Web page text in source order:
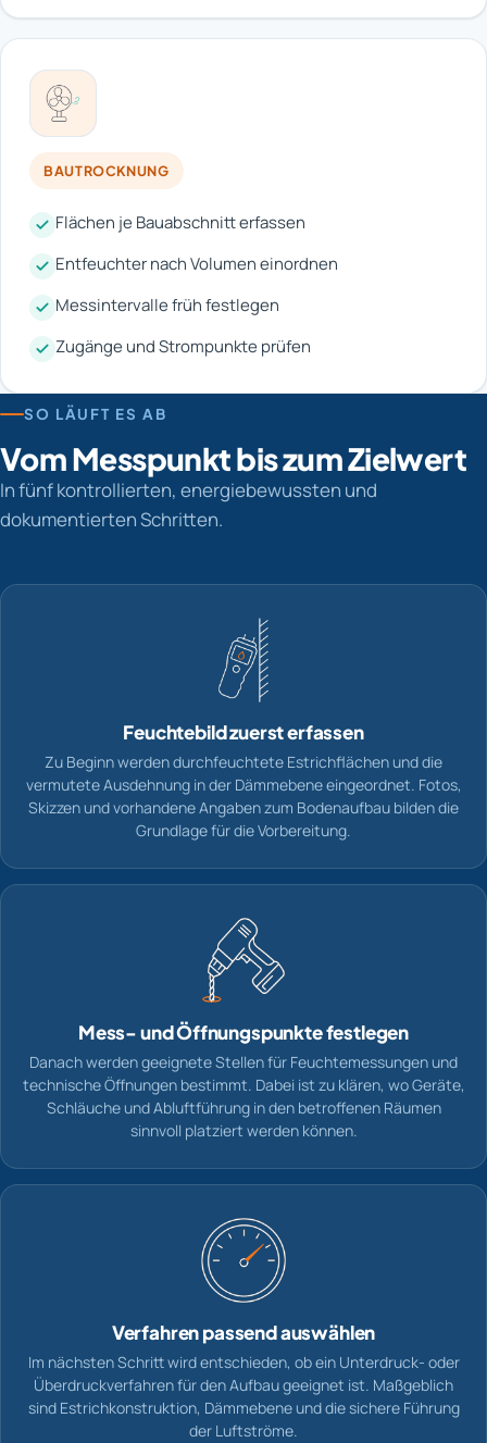
BAUTROCKNUNG
Flächen je Bauabschnitt erfassen
Entfeuchter nach Volumen einordnen
Messintervalle früh festlegen
Zugänge und Strompunkte prüfen
SO LÄUFT ES AB
Vom Messpunkt bis zum Zielwert
In fünf kontrollierten, energiebewussten und
dokumentierten Schritten.
Feuchtebild zuerst erfassen
Zu Beginn werden durchfeuchtete Estrichflächen und die
vermutete Ausdehnung in der Dämmebene eingeordnet. Fotos,
Skizzen und vorhandene Angaben zum Bodenaufbau bilden die
Grundlage für die Vorbereitung.
Mess- und Öffnungspunkte festlegen
Danach werden geeignete Stellen für Feuchtemessungen und
technische Öffnungen bestimmt. Dabei ist zu klären, wo Geräte,
Schläuche und Abluftführung in den betroffenen Räumen
sinnvoll platziert werden können.
Verfahren passend auswählen
Im nächsten Schritt wird entschieden, ob ein Unterdruck- oder
Überdruckverfahren für den Aufbau geeignet ist. Maßgeblich
sind Estrichkonstruktion, Dämmebene und die sichere Führung
der Luftströme.